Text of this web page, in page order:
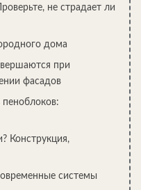
не страдает ли
дома
при
фасадов
Конструкция,
системы